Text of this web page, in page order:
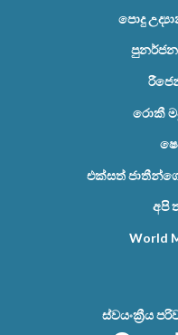
පොදු
රොකී
එක්සත්
අපි
World
ස්වයංක්‍රීය